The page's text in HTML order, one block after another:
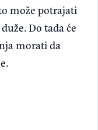
može potrajati
Do tada će
morati da